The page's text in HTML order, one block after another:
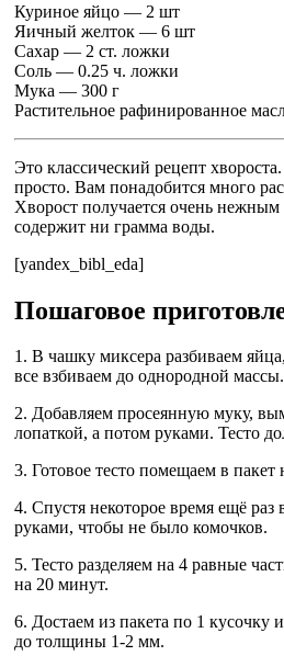
Куриное яйцо — 2 шт
Яичный желток — 6 шт
Сахар — 2 ст. ложки
Соль — 0.25 ч. ложки
Мука — 300 г
Растительное рафинированное
Это классический рецепт
просто. Вам понадобится много
Хворост получается очень нежным
содержит ни грамма воды.
[yandex_bibl_eda]
Пошаговое
1. В чашку миксера разбиваем
все взбиваем до однородной массы.
2. Добавляем просеянную муку,
лопаткой, а потом руками. Тесто
3. Готовое тесто помещаем в пакет
4. Спустя некоторое время ещё
руками, чтобы не было комочков.
5. Тесто разделяем на 4 равные
на 20 минут.
6. Достаем из пакета по 1 кусочку
до толщины 1-2 мм.